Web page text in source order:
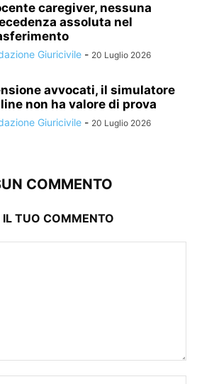
caregiver, nessuna
assoluta nel
Giuricivile - 20 Luglio 2026
avvocati, il simulatore
non ha valore di prova
Giuricivile - 20 Luglio 2026
COMMENTO
IL TUO COMMENTO